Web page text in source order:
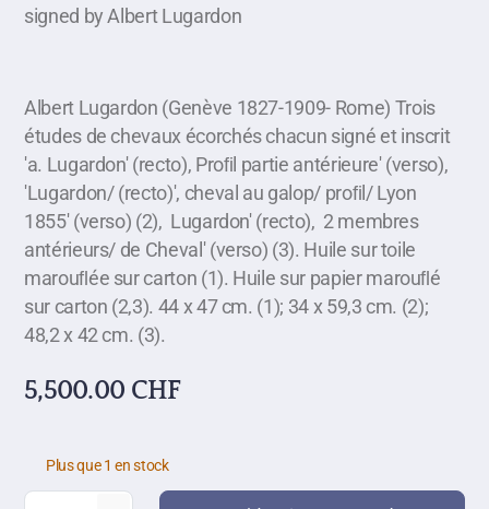
signed by Albert Lugardon
Albert Lugardon (Genève 1827-1909- Rome) Trois
études de chevaux écorchés chacun signé et inscrit
'a. Lugardon' (recto), Proﬁl partie antérieure' (verso),
'Lugardon/ (recto)', cheval au galop/ proﬁl/ Lyon
1855' (verso) (2), Lugardon' (recto), 2 membres
antérieurs/ de Cheval' (verso) (3). Huile sur toile
marouﬂée sur carton (1). Huile sur papier marouﬂé
sur carton (2,3). 44 x 47 cm. (1); 34 x 59,3 cm. (2);
48,2 x 42 cm. (3).
5,500.00 CHF
Plus que 1 en stock